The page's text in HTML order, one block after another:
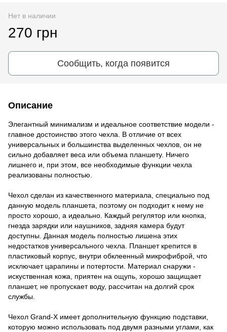
Нет в наличии
270 грн
Сообщить, когда появится
Описание
Элегантный минимализм и идеальное соответствие модели -
главное достоинство этого чехла. В отличие от всех
универсальных и большинства выделенных чехлов, он не
сильно добавляет веса или объема планшету. Ничего
лишнего и, при этом, все необходимые функции чехла
реализованы полностью.
Чехол сделан из качественного материала, специально под
данную модель планшета, поэтому он подходит к нему не
просто хорошо, а идеально. Каждый регулятор или кнопка,
гнезда зарядки или наушников, задняя камера будут
доступны. Данная модель полностью лишена этих
недостатков универсального чехла. Планшет крепится в
пластиковый корпус, внутри обклеенный микрофиброй, что
исключает царапины и потертости. Материал снаружи -
искуственная кожа, приятен на ощупь, хорошо защищает
планшет, не пропускает воду, рассчитан на долгий срок
службы.
Чехол Grand-X имеет дополнительную функцию подставки,
которую можно использовать под двумя разными углами, как